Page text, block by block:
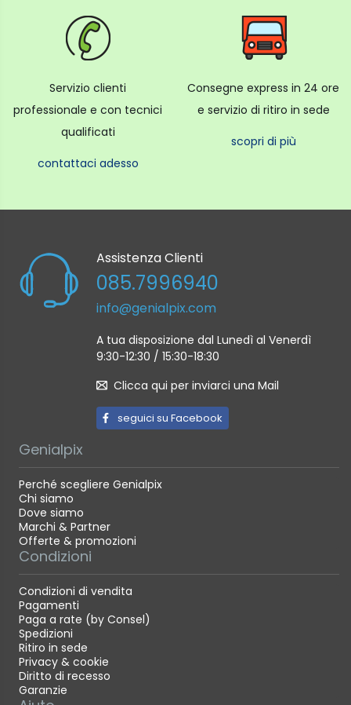
Servizio clienti
professionale e con tecnici
qualificati
contattaci adesso
Consegne express in 24 ore
e servizio di ritiro in sede
scopri di più
Assistenza Clienti
085.7996940
info@genialpix.com
A tua disposizione dal Lunedì al Venerdì
9:30-12:30 / 15:30-18:30
Clicca qui per inviarci una Mail
seguici su Facebook
Genialpix
Perché scegliere Genialpix
Chi siamo
Dove siamo
Marchi & Partner
Offerte & promozioni
Condizioni
Condizioni di vendita
Pagamenti
Paga a rate (by Consel)
Spedizioni
Ritiro in sede
Privacy & cookie
Diritto di recesso
Garanzie